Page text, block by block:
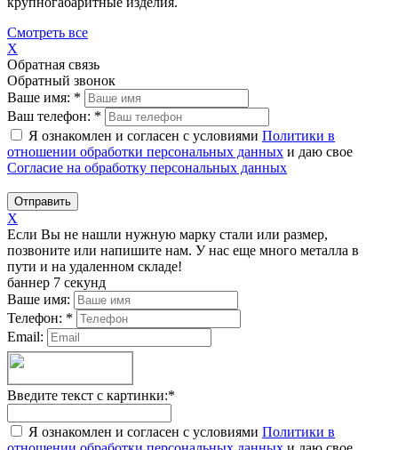
Смотреть все
X
Обратная связь
Обратный звонок
Ваше имя: *
Ваш телефон: *
Я ознакомлен и согласен с условиями Политики в
отношении обработки персональных данных и даю свое
Согласие на обработку персональных данных
Отправить
X
Если Вы не нашли нужную марку стали или размер,
позвоните или напишите нам. У нас еще много металла в
пути и на удаленном складе!
баннер 7 секунд
Ваше имя:
Телефон: *
Email:
Введите текст с картинки:*
Я ознакомлен и согласен с условиями Политики в